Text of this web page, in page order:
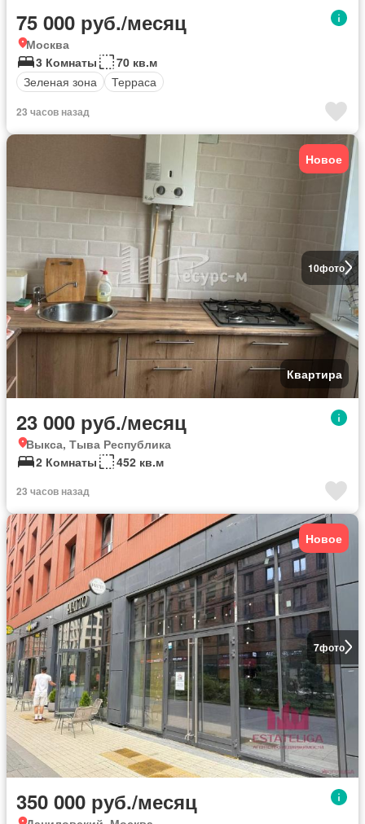
75 000 руб./месяц
Москва
3 Комнаты
70 кв.м
Зеленая зона
Терраса
23 часов назад
10фото
Новое
Квартира
23 000 руб./месяц
Выкса, Тыва Республика
2 Комнаты
452 кв.м
23 часов назад
7фото
Новое
350 000 руб./месяц